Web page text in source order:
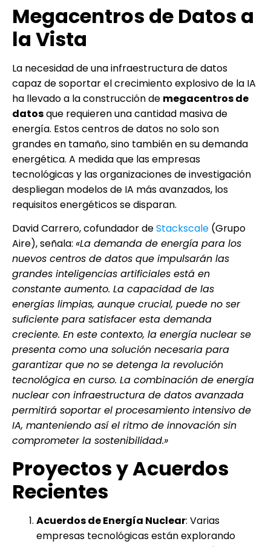
Megacentros de Datos a
la Vista
La necesidad de una infraestructura de datos
capaz de soportar el crecimiento explosivo de la IA
ha llevado a la construcción de megacentros de
datosque requieren una cantidad masiva de
energía. Estos centros de datos no solo son
grandes en tamaño, sino también en su demanda
energética. A medida que las empresas
tecnológicas y las organizaciones de investigación
despliegan modelos de IA más avanzados, los
requisitos energéticos se disparan.
David Carrero, cofundador deStackscale (Grupo
Aire), señala: «La demanda de energía para los
nuevos centros de datos que impulsarán las
grandes inteligencias artificiales está en
constante aumento. La capacidad de las
energías limpias, aunque crucial, puede no ser
suficiente para satisfacer esta demanda
creciente. En este contexto, la energía nuclear se
presenta como una solución necesaria para
garantizar que no se detenga la revolución
tecnológica en curso. La combinación de energía
nuclear con infraestructura de datos avanzada
permitirá soportar el procesamiento intensivo de
IA, manteniendo así el ritmo de innovación sin
comprometer la sostenibilidad.»
Proyectos y Acuerdos
Recientes
Acuerdos de Energía Nuclear: Varias
empresas tecnológicas están explorando